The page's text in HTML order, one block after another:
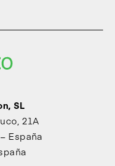
SL
21A
España